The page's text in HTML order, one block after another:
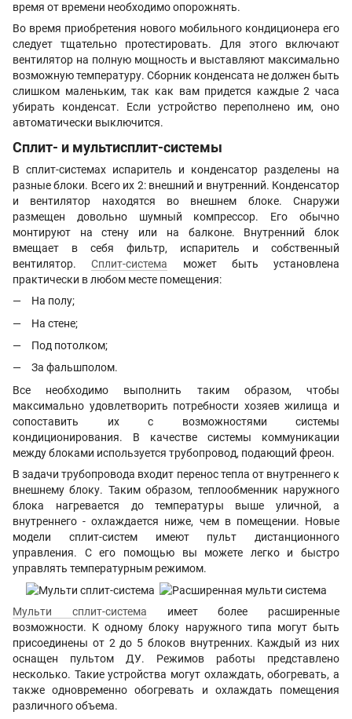
время от времени необходимо опорожнять.
Во время приобретения нового мобильного кондиционера его
следует тщательно протестировать. Для этого включают
вентилятор на полную мощность и выставляют максимально
возможную температуру. Сборник конденсата не должен быть
слишком маленьким, так как вам придется каждые 2 часа
убирать конденсат. Если устройство переполнено им, оно
автоматически выключится.
Сплит- и мультисплит-системы
В сплит-системах испаритель и конденсатор разделены на
разные блоки. Всего их 2: внешний и внутренний. Конденсатор
и вентилятор находятся во внешнем блоке. Снаружи
размещен довольно шумный компрессор. Его обычно
монтируют на стену или на балконе. Внутренний блок
вмещает в себя фильтр, испаритель и собственный
вентилятор.Сплит-система может быть установлена
практически в любом месте помещения:
На полу;
На стене;
Под потолком;
За фальшполом.
Все необходимо выполнить таким образом, чтобы
максимально удовлетворить потребности хозяев жилища и
сопоставить их с возможностями системы
кондиционирования. В качестве системы коммуникации
между блоками используется трубопровод, подающий фреон.
В задачи трубопровода входит перенос тепла от внутреннего к
внешнему блоку. Таким образом, теплообменник наружного
блока нагревается до температуры выше уличной, а
внутреннего - охлаждается ниже, чем в помещении. Новые
модели сплит-систем имеют пульт дистанционного
управления. С его помощью вы можете легко и быстро
управлять температурным режимом.
Мульти сплит-система имеет более расширенные
возможности. К одному блоку наружного типа могут быть
присоединены от 2 до 5 блоков внутренних. Каждый из них
оснащен пультом ДУ. Режимов работы представлено
несколько. Такие устройства могут охлаждать, обогревать, а
также одновременно обогревать и охлаждать помещения
различного объема.